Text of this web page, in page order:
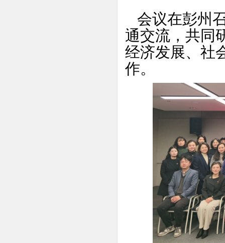
会议在彭州
通交流，共同
经济发展、社
作。